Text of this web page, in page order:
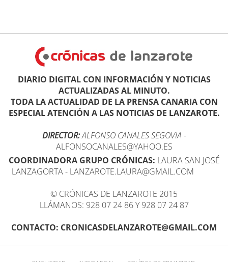
DIARIO DIGITAL CON INFORMACIÓN Y NOTICIAS
ACTUALIZADAS AL MINUTO.
TODA LA ACTUALIDAD DE LA PRENSA CANARIA CON
ESPECIAL ATENCIÓN A LAS NOTICIAS DE LANZAROTE.
DIRECTOR:ALFONSO CANALES SEGOVIA -
ALFONSOCANALES@YAHOO.ES
COORDINADORA GRUPO CRÓNICAS: LAURA SAN JOSÉ
LANZAGORTA - LANZAROTE.LAURA@GMAIL.COM
© CRÓNICAS DE LANZAROTE 2015
LLÁMANOS: 928 07 24 86 Y 928 07 24 87
CONTACTO: CRONICASDELANZAROTE@GMAIL.COM